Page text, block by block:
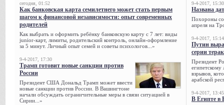
сегодня, 01:52
Как банковская карта семилетнего может стать первым
шагом к финансовой независимости: опыт современных
родителей
Как выбрать и оформить ребёнку банковскую карту с 7 лет: виды
junior-карт, лимиты, родительский контроль, онлайн-оформление
за 5 минут. Личный опыт семей и советы психологов...»
9-4-2017, 17:30
Трамп готовит новые санкции против
России
Президент США Дональд Трамп может ввести
новые санкции против России. В Вашингтоне
начали обсуждать ограничительные меры в связи ситуацией в
Сирии...»
9-4-2017, 15:30
Названа
Похороны
апреля на
9-4-2017, 15:14
Путин
серии
Президент
египетскому
взрывов,
арабской
9-4-2017, 13:45
В Египте в